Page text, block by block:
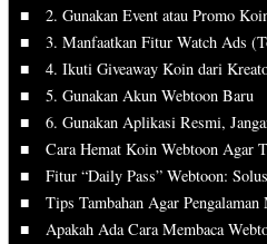
2. Gunakan Event atau Promo
3. Manfaatkan Fitur Watch Ads
4. Ikuti Giveaway Koin dari
5. Gunakan Akun Webtoon Baru
6. Gunakan Aplikasi Resmi,
Cara Hemat Koin Webtoon Agar
Fitur “Daily Pass” Webtoon:
Tips Tambahan Agar
Apakah Ada Cara Membaca